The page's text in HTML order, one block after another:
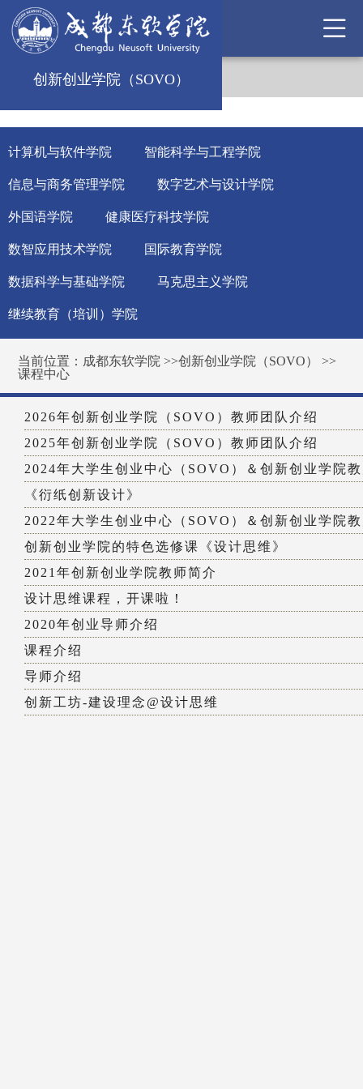
创新创业学院（SOVO）
计算机与软件学院 智能科学与工程学院
信息与商务管理学院 数字艺术与设计学院
外国语学院 健康医疗科技学院
数智应用技术学院 国际教育学院
数据科学与基础学院 马克思主义学院
继续教育（培训）学院
当前位置： 成都东软学院 >>创新创业学院（SOVO）
>>
课程中心
2026年创新创业学院（SOVO）教师团队介绍
2025年创新创业学院（SOVO）教师团队介绍
2024年大学生创业中心（SOVO）＆创新创业学院
《衍纸创新设计》
2022年大学生创业中心（SOVO）＆创新创业学院
创新创业学院的特色选修课《设计思维》
2021年创新创业学院教师简介
设计思维课程，开课啦！
2020年创业导师介绍
课程介绍
导师介绍
创新工坊-建设理念@设计思维